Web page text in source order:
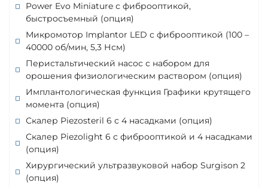
Power Evo Miniature с фиброоптикой,
быстросъемный (опция)
Микромотор Implantor LED с фиброоптикой (100 –
40000 об/мин, 5,3 Нсм)
Перистальтический насос с набором для
орошения физиологическим раствором (опция)
Имплантологическая функция Графики крутящего
момента (опция)
Скалер Piezosteril 6 с 4 насадками (опция)
Скалер Piezolight 6 с фиброоптикой и 4 насадками
(опция)
Хирургический ультразвуковой набор Surgison 2
(опция)